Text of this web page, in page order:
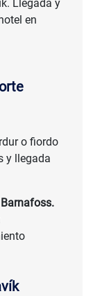
Llegada y
en
o fiordo
y llegada